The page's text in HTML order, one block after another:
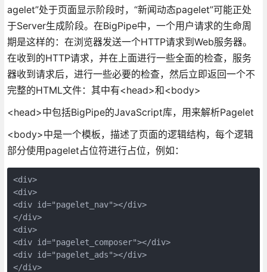
agelet”处于页面显示阶段时，“新闻动态pagelet”可能正处
于Server生成阶段。在BigPipe中，一个用户请求的生命周
期是这样的：在浏览器发送一个HTTP请求到Web服务器。
在收到的HTTP请求，并在上面进行一些全面的检查，服务
器收到请求后，进行一些必要的检查，然后立即返回一个不
完整的HTML文件：其中有<head>和<body>
<head>中包括BigPipe的JavaScript库，用来解析Pagelet
<body>中是一个模板，描述了页面的逻辑结构，每个逻辑
部分使用pagelet占位符进行占位，例如：
<div>
<div>
<div id="pagelet_nav"></div>
</div>
<div>
<div id="pagelet_composer"></div>
<div id="pagelet_ads"></div>
</div>